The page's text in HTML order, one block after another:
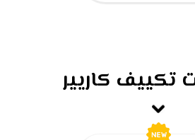
تكييف كاريير